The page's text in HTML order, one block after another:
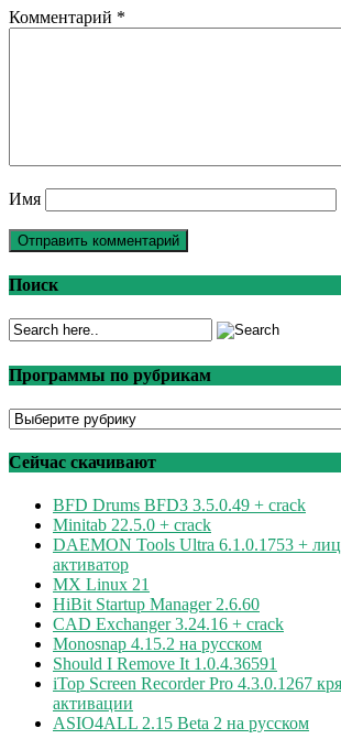
Комментарий *
Имя
Поиск
Программы по рубрикам
Программы
рубрикам
Сейчас скачивают
BFD Drums BFD3 3.5.0.49 + crack
Minitab 22.5.0 + crack
DAEMON Tools Ultra 6.1.0.1753 +
активатор
MX Linux 21
HiBit Startup Manager 2.6.60
CAD Exchanger 3.24.16 + crack
Monosnap 4.15.2 на русском
Should I Remove It 1.0.4.36591
iTop Screen Recorder Pro 4.3.0.1267
активации
ASIO4ALL 2.15 Beta 2 на русском